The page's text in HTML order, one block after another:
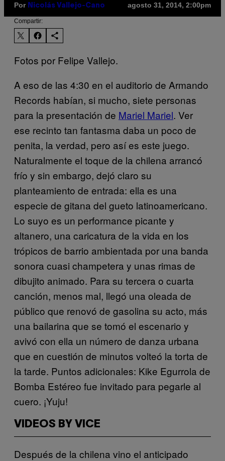
Por Nicolás Vallejo-Cano agosto 31, 2014, 2:00pm
Compartir:
Fotos por Felipe Vallejo.
A eso de las 4:30 en el auditorio de Armando
Records habían, si mucho, siete personas
para la presentación de Mariel Mariel. Ver
ese recinto tan fantasma daba un poco de
penita, la verdad, pero así es este juego.
Naturalmente el toque de la chilena arrancó
frío y sin embargo, dejó claro su
planteamiento de entrada: ella es una
especie de gitana del gueto latinoamericano.
Lo suyo es un performance picante y
altanero, una caricatura de la vida en los
trópicos de barrio ambientada por una banda
sonora cuasi champetera y unas rimas de
dibujito animado. Para su tercera o cuarta
canción, menos mal, llegó una oleada de
público que renovó de gasolina su acto, más
una bailarina que se tomó el escenario y
avivó con ella un número de danza urbana
que en cuestión de minutos volteó la torta de
la tarde. Puntos adicionales: Kike Egurrola de
Bomba Estéreo fue invitado para pegarle al
cuero. ¡Yuju!
VIDEOS BY VICE
Después de la chilena vino el anticipado